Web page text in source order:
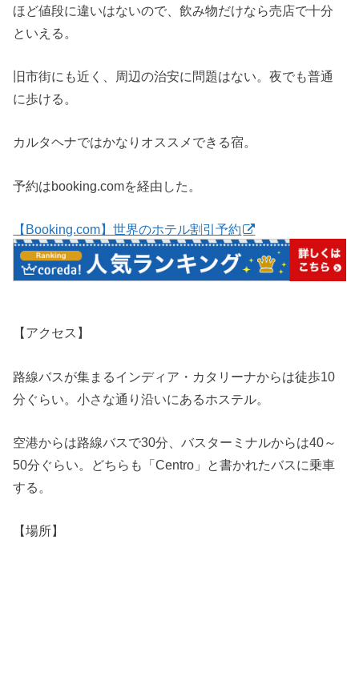
ほど値段に違いはないので、飲み物だけなら売店で十分
といえる。
旧市街にも近く、周辺の治安に問題はない。夜でも普通
に歩ける。
カルタヘナではかなりオススメできる宿。
予約はbooking.comを経由した。
【Booking.com】世界のホテル割引予約
【アクセス】
路線バスが集まるインディア・カタリーナからは徒歩10
分ぐらい。小さな通り沿いにあるホステル。
空港からは路線バスで30分、バスターミナルからは40～
50分ぐらい。どちらも「Centro」と書かれたバスに乗車
する。
【場所】